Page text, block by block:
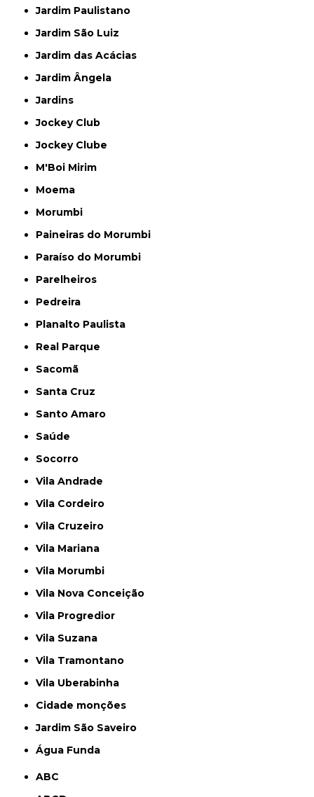
Jardim Paulistano
Jardim São Luiz
Jardim das Acácias
Jardim Ângela
Jardins
Jockey Club
Jockey Clube
M'Boi Mirim
Moema
Morumbi
Paineiras do Morumbi
Paraíso do Morumbi
Parelheiros
Pedreira
Planalto Paulista
Real Parque
Sacomã
Santa Cruz
Santo Amaro
Saúde
Socorro
Vila Andrade
Vila Cordeiro
Vila Cruzeiro
Vila Mariana
Vila Morumbi
Vila Nova Conceição
Vila Progredior
Vila Suzana
Vila Tramontano
Vila Uberabinha
cidade monções
jardim São Saveiro
Água Funda
ABC